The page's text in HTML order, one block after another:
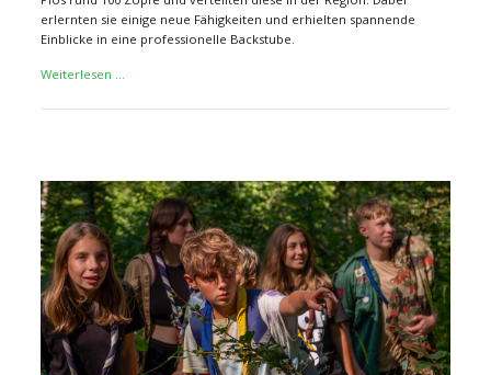
erlernten sie einige neue Fähigkeiten und erhielten spannende
Einblicke in eine professionelle Backstube.
Weiterlesen …